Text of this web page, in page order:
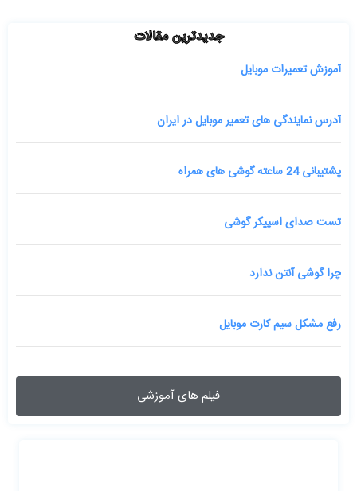
جدیدترین مقالات
آموزش تعمیرات موبایل
آدرس نمایندگی های تعمیر موبایل در ایران
پشتیبانی 24 ساعته گوشی های همراه
تست صدای اسپیکر گوشی
چرا گوشی آنتن ندارد
رفع مشکل سیم کارت موبایل
فیلم های آموزشی